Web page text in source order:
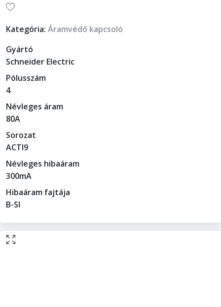
Kategória: Áramvédő kapcsoló
Gyártó
Schneider Electric
Pólusszám
4
Névleges áram
80A
Sorozat
ACTI9
Névleges hibaáram
300mA
Hibaáram fajtája
B-SI